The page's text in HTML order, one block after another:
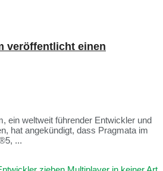
veröffentlicht einen
ein weltweit führender Entwickler und
hat angekündigt, dass Pragmata im
...